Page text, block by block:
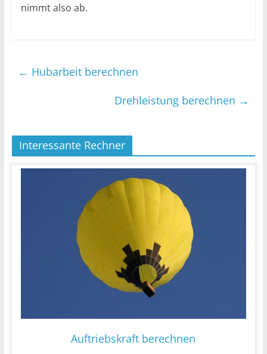
nimmt also ab.
← Hubarbeit berechnen
Drehleistung berechnen →
Interessante Rechner
Auftriebskraft berechnen